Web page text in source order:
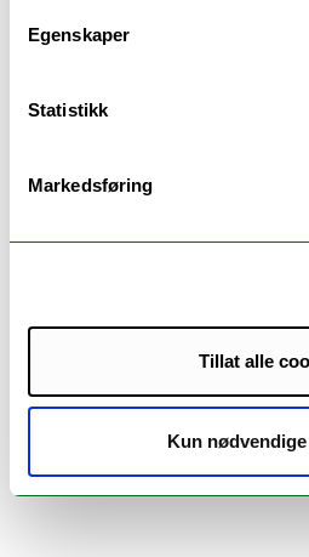
Egenskaper
Statistikk
Markedsføring
Tillat alle
Kun
mellomrom, med frist 5.
Seminaret er på UiT
juni klokken 09:00-17:00.
Se flere detaljer for dagen
arrangementether.
Ulfsnes, Vanja
vanja.e.ulfsnes@uit.no
Senior kommunikasjonsrådgiver